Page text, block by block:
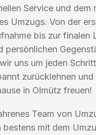
Service und dem
Umzugs. Von der
bis zur finalen
persönlichen
uns um jeden
zurücklehnen
in Olmütz freuen!
Team von
bestens mit dem